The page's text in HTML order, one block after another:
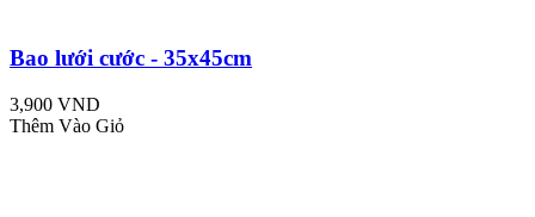
Bao lưới cước - 35x45cm
3,900 VND
Thêm Vào Giỏ